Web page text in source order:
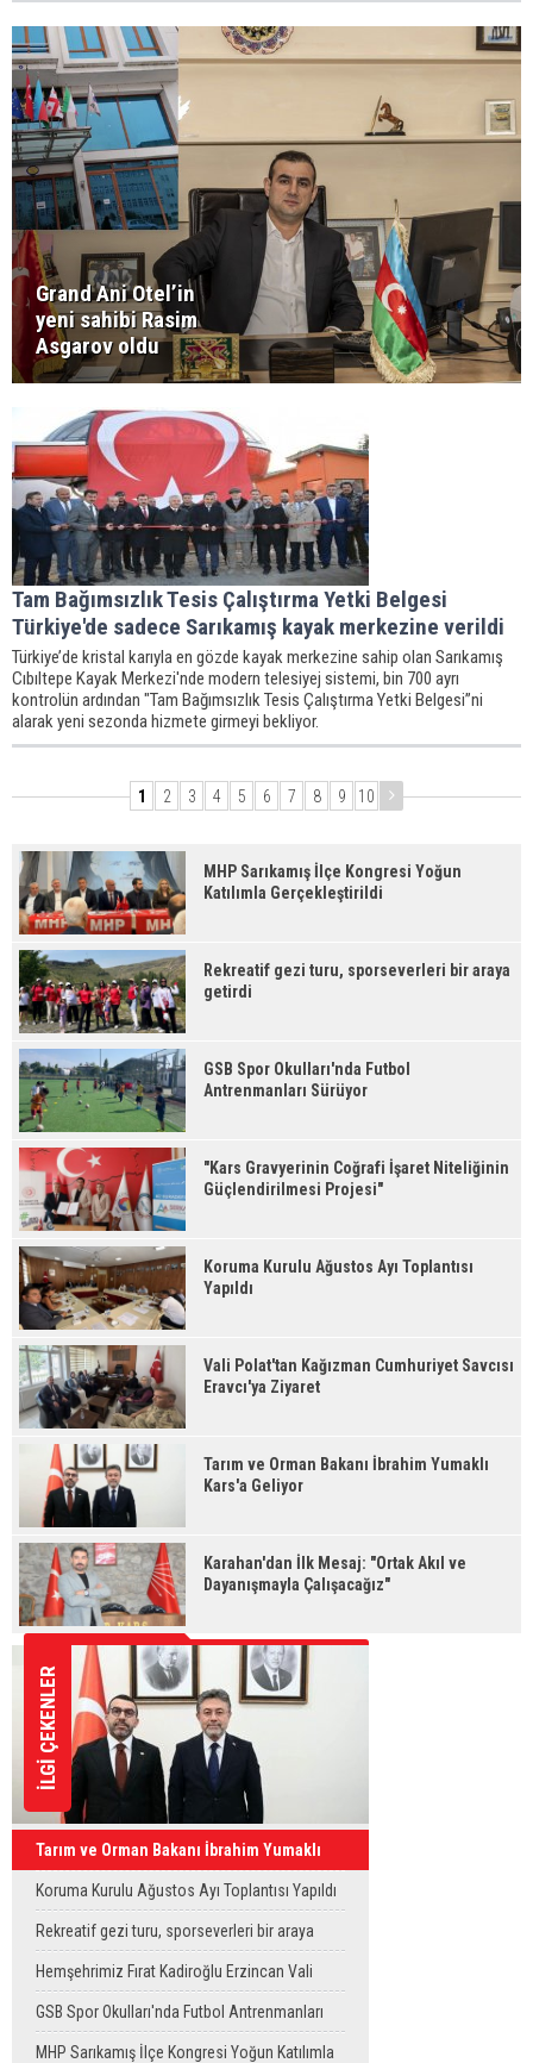
Grand Ani Otel’in
yeni sahibi Rasim
Asgarov oldu
Tam Bağımsızlık Tesis Çalıştırma Yetki Belgesi
Türkiye'de sadece Sarıkamış kayak merkezine verildi
Türkiye’de kristal karıyla en gözde kayak merkezine sahip olan Sarıkamış
Cıbıltepe Kayak Merkezi'nde modern telesiyej sistemi, bin 700 ayrı
kontrolün ardından "Tam Bağımsızlık Tesis Çalıştırma Yetki Belgesi”ni
alarak yeni sezonda hizmete girmeyi bekliyor.
1 2 3 4 5 6 7 8 9 10
MHP Sarıkamış İlçe Kongresi Yoğun
Katılımla Gerçekleştirildi
Rekreatif gezi turu, sporseverleri bir araya
getirdi
GSB Spor Okulları'nda Futbol
Antrenmanları Sürüyor
"Kars Gravyerinin Coğrafi İşaret Niteliğinin
Güçlendirilmesi Projesi"
Koruma Kurulu Ağustos Ayı Toplantısı
Yapıldı
Vali Polat'tan Kağızman Cumhuriyet Savcısı
Eravcı'ya Ziyaret
Tarım ve Orman Bakanı İbrahim Yumaklı
Kars'a Geliyor
Karahan'dan İlk Mesaj: "Ortak Akıl ve
Dayanışmayla Çalışacağız"
İLGİ ÇEKENLER
Tarım ve Orman Bakanı İbrahim Yumaklı
Kars'a Geliyor
Koruma Kurulu Ağustos Ayı Toplantısı Yapıldı
Rekreatif gezi turu, sporseverleri bir araya
getirdi
Hemşehrimiz Fırat Kadiroğlu Erzincan Vali
Yardımcılığına Atandı
GSB Spor Okulları'nda Futbol Antrenmanları
Sürüyor
MHP Sarıkamış İlçe Kongresi Yoğun Katılımla